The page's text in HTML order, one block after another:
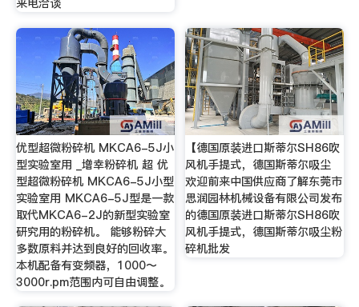
来电洽谈
优型超微粉碎机 MKCA6-5J小
型实验室用 _增幸粉碎机 超 优
型超微粉碎机 MKCA6-5J小型
实验室用 MKCA6-5J型是一款
取代MKCA6-2J的新型实验室
研究用的粉碎机。 能够粉碎大
多数原料并达到良好的回收率。
本机配备有变频器，1000〜
3000r.pm范围内可自由调整。
【德国原装进口斯蒂尔SH86吹
风机手提式，德国斯蒂尔吸尘
欢迎前来中国供应商了解东莞市
思润园林机械设备有限公司发布
的德国原装进口斯蒂尔SH86吹
风机手提式，德国斯蒂尔吸尘粉
碎机批发